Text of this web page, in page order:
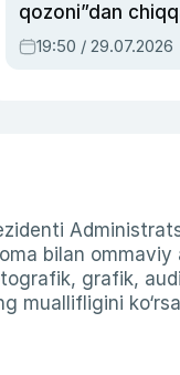
qozoni”dan
qahramon —
armiyasi bosh
19:50 / 29.07.2026
bilan ommaviy
grafik,
muallifligini